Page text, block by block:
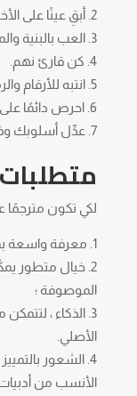
أبقِ عينًا على
العب بالبنية
كن قارئ نهم.
انتبه للأرقام
احرص دائمًا
عدِّل أسلوبك
لكي تكون مترجمًا
معرفة واسعة
خيال متطور
الموصوفة ؛
الذكاء ،
الأصلي.
الشعور
الأنسب من